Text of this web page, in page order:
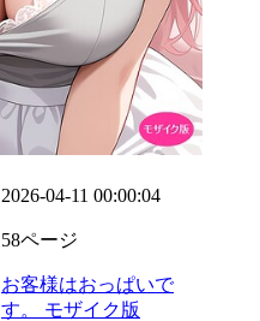
2026-04-11 00:00:04
58ページ
お客様はおっぱいで
す。 モザイク版